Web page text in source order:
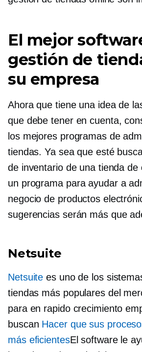
El mejor
gestión de
su empresa
Ahora que tiene una idea de
que debe tener en cuenta,
los mejores programas de
tiendas. Ya sea que esté
de inventario de una tienda de
un programa para ayudar a
negocio de productos
sugerencias serán más que
Netsuite
Netsuite es uno de los
tiendas más populares del
para en rapido crecimiento
buscan Hacer que sus
más eficientesEl software le